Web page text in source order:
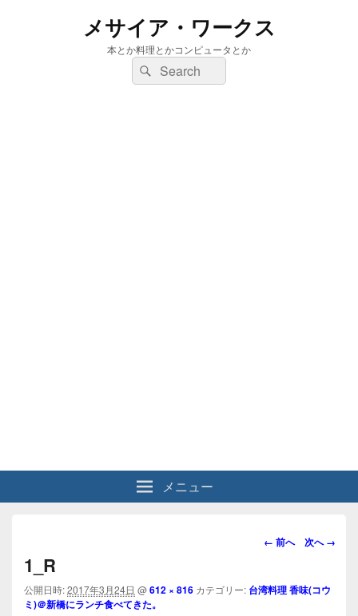
メサイア・ワークス
本とか料理とかコンピュータとか
検
索:
検
索
メニュー
画
ビ
← 前へ 次へ →
1_R
公開日時:2017年3月24日 @612 × 816 カテゴリー: 台湾料理 香味(コウ
ミ)＠新橋にランチ食べてきた。